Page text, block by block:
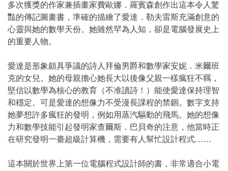
多次獲獎的作家兼插畫家費歐娜．羅賓森創作出這本令人驚
豔的傳記圖畫書，準確的描繪了愛達．勒夫雷斯充滿創意的
心靈與她的數學天份。她雖然罕為人知，卻是電腦發展史上
的重要人物。
愛達是形象頗具爭議的詩人拜倫男爵和數學家安妮．米爾班
克的女兒。她的母親擔心她長大以後像父親一樣瘋狂不羈，
堅信以數學為核心的教育（不准讀詩！）能使愛達保持理智
和穩定。可是愛達的想像力不受漫長課程的禁錮。數字支持
她夢想許多瘋狂的發明，例如用蒸汽驅動的飛馬。她的想像
力和數學技能引起發明家查爾斯．巴貝奇的注意，他當時正
在研究發明一臺超級計算機，需要有人幫忙設計程式……
這本關於世界上第一位電腦程式設計師的書，非常適合小電